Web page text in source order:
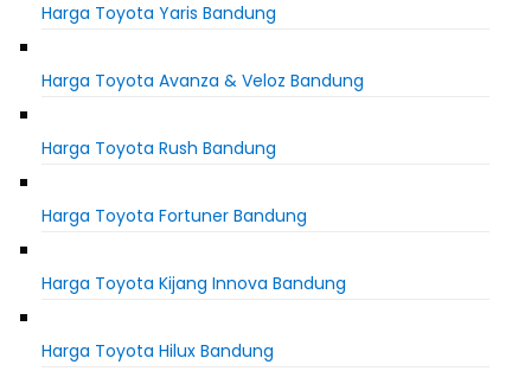
Harga Toyota Yaris Bandung
Harga Toyota Avanza & Veloz Bandung
Harga Toyota Rush Bandung
Harga Toyota Fortuner Bandung
Harga Toyota Kijang Innova Bandung
Harga Toyota Hilux Bandung